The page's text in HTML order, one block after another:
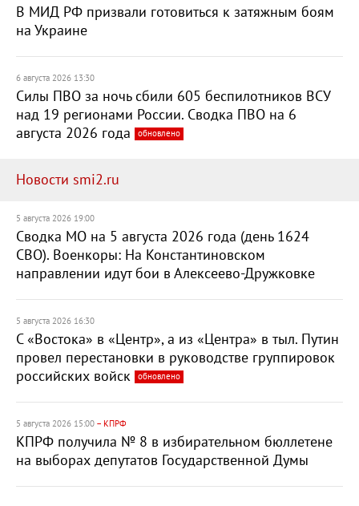
В МИД РФ призвали готовиться к затяжным боям
на Украине
6 августа 2026 13:30
Силы ПВО за ночь сбили 605 беспилотников ВСУ
над 19 регионами России. Сводка ПВО на 6
августа 2026 года
обновлено
Новости smi2.ru
5 августа 2026 19:00
Сводка МО на 5 августа 2026 года (день 1624
СВО). Военкоры: На Константиновском
направлении идут бои в Алексеево-Дружковке
5 августа 2026 16:30
С «Востока» в «Центр», а из «Центра» в тыл. Путин
провел перестановки в руководстве группировок
российских войск
обновлено
5 августа 2026 15:00 – КПРФ
КПРФ получила № 8 в избирательном бюллетене
на выборах депутатов Государственной Думы